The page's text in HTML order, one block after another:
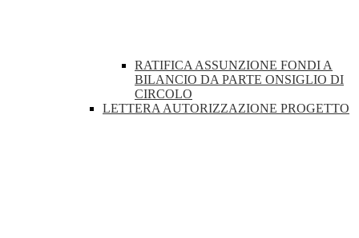
RATIFICA ASSUNZIONE FONDI A
BILANCIO DA PARTE ONSIGLIO DI
CIRCOLO
LETTERA AUTORIZZAZIONE PROGETTO